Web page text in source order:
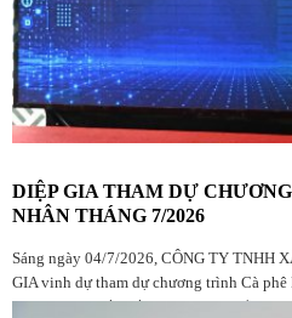
DIỆP GIA THAM DỰ
NHÂN THÁNG 7/2026
Sáng ngày 04/7/2026, CÔNG TY TNHH
GIA vinh dự tham dự chương trình Cà